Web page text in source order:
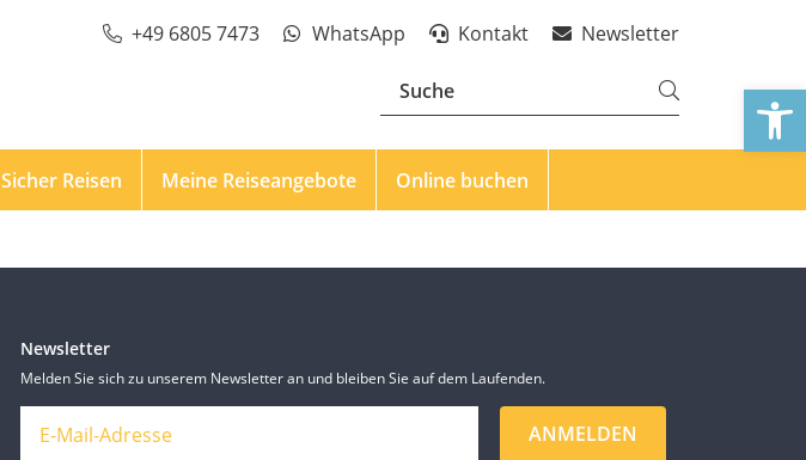
+49 6805 7473 WhatsApp Kontakt Newsletter
Sicher Reisen Meine Reiseangebote Online buchen
Newsletter
Melden Sie sich zu unserem Newsletter an und bleiben Sie auf dem Laufenden.
ANMELDEN